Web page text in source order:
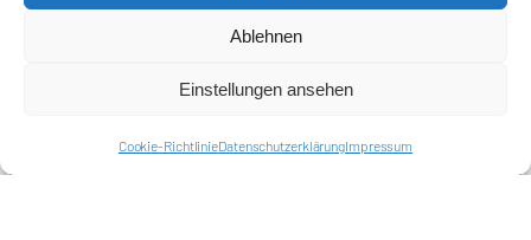
Ablehnen
Einstellungen ansehen
Cookie-RichtlinieDatenschutzerklärungImpressum